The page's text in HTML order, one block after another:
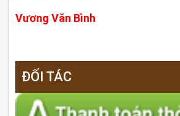
Vương Văn Bình
ĐỐI TÁC